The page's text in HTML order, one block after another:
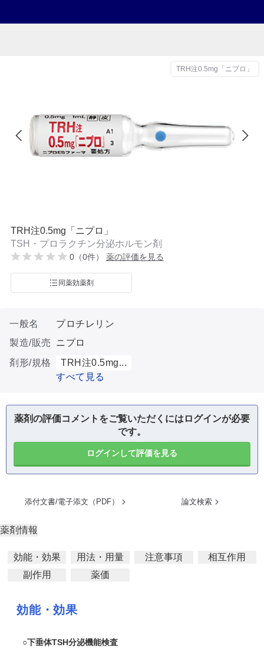
TRH注0.5mg「ニプロ」
TRH注0.5mg「ニプロ」
TSH・プロラクチン分泌ホルモン剤
0（0件） 薬の評価を見る
同薬効薬剤
一般名
プロチレリン
製造/販売
ニプロ
剤形/規格
TRH注0.5mg...
すべて見る
薬剤の評価コメントをご覧いただくにはログインが必要
です。
ログインして評価を見る
添付文書/電子添文（PDF） 論文検索
薬剤情報
効能・効果 用法・用量 注意事項
相互作用
副作用
薬価
効能・効果
○下垂体TSH分泌機能検査